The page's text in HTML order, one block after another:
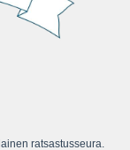
ratsastusseura.